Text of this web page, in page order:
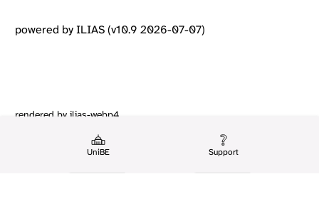
UniBE Support
powered by ILIAS (v10.9 2026-07-07)
rendered by ilias-webp4